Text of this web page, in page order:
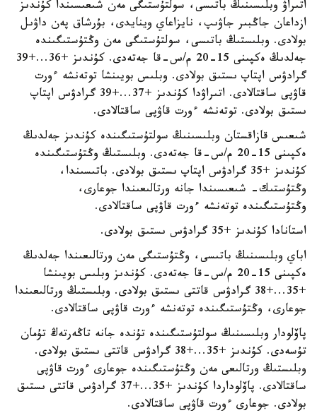
اتىراۋ وبلىسىنىڭ باتىسى، سولتۇستىگى مەن شىعىسىندا كۇندىز
ازداعان جاڭبىر جاۋىپ، نايزاعاي وينايدى، بۇرشاق پەن داۋىل
بولادى. وبلىستىڭ باتىسى، سولتۇستىگى مەن وڭتۇستىگىندە
جەلدىڭ ەكپىنى 15-20 م/س-قا جەتەدى. كۇندىز +36...+39
گرادۋس اپتاپ ىستىق بولادى. وبلىس بويىنشا توتەنشە ءورت
قاۋپى ساقتالادى. اتىراۋدا كۇندىز +37...+39 گرادۋس اپتاپ
ىستىق بولادى. توتەنشە ءورت قاۋپى ساقتالادى.
شىعىس قازاقستان وبلىسىنىڭ سولتۇستىگىندە كۇندىز جەلدىڭ
ەكپىنى 15-20 م/س-قا جەتەدى. وبلىستىڭ وڭتۇستىگىندە
كۇندىز +35 گرادۋس اپتاپ ىستىق بولادى. باتىسىندا،
وڭتۇستىك- شىعىسىندا جانە ورتالىعىندا جوعارى،
وڭتۇستىگىندە توتەنشە ءورت قاۋپى ساقتالادى.
استانادا كۇندىز +35 گرادۋس ىستىق بولادى.
اباي وبلىسىنىڭ باتىسى، وڭتۇستىگى مەن ورتالىعىندا جەلدىڭ
ەكپىنى 15-20 م/س-قا جەتەدى. كۇندىز وبلىس بويىنشا
+35...+38 گرادۋس قاتتى ىستىق بولادى. وبلىستىڭ ورتالىعىندا
جوعارى، وڭتۇستىگىندە توتەنشە ءورت قاۋپى ساقتالادى.
پاۆلودار وبلىسىنىڭ سولتۇستىگىندە تۇندە جانە تاڭەرتەڭ تۇمان
تۇسەدى. كۇندىز +35...+38 گرادۋس قاتتى ىستىق بولادى.
وبلىستىڭ ورتالىعى مەن وڭتۇستىگىندە جوعارى ءورت قاۋپى
ساقتالادى. پاۆلوداردا كۇندىز +35...+37 گرادۋس قاتتى ىستىق
بولادى. جوعارى ءورت قاۋپى ساقتالادى.